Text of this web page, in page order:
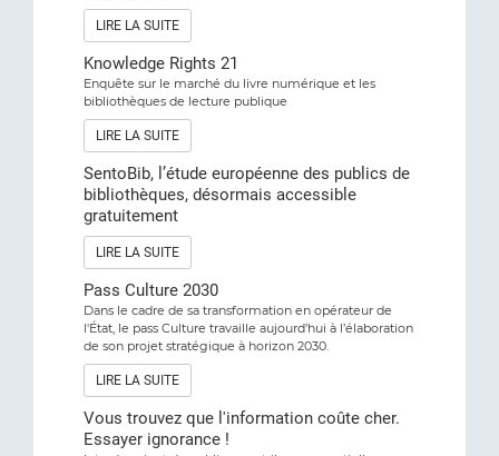
LIRE LA SUITE
Knowledge Rights 21
Enquête sur le marché du livre numérique et les
bibliothèques de lecture publique
LIRE LA SUITE
SentoBib, l’étude européenne des publics de
bibliothèques, désormais accessible
gratuitement
LIRE LA SUITE
Pass Culture 2030
Dans le cadre de sa transformation en opérateur de
l'État, le pass Culture travaille aujourd’hui à l’élaboration
de son projet stratégique à horizon 2030.
LIRE LA SUITE
Vous trouvez que l'information coûte cher.
Essayer ignorance !